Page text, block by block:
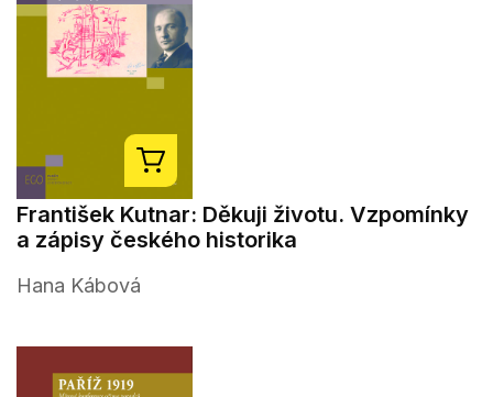
František Kutnar: Děkuji životu. Vzpomínky
a zápisy českého historika
Hana Kábová